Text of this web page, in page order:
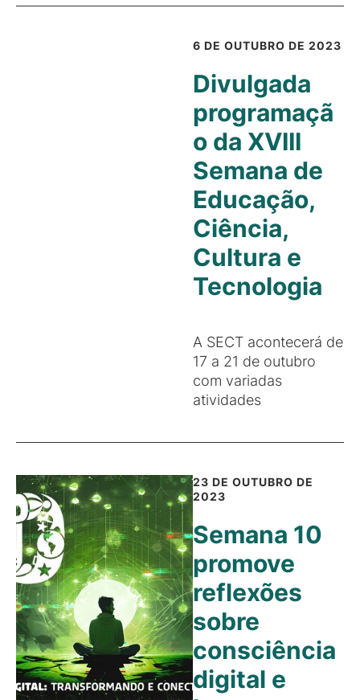
6 DE OUTUBRO DE 2023
Divulgada
programaçã
o da XVIII
Semana de
Educação,
Ciência,
Cultura e
Tecnologia
A SECT acontecerá de
17 a 21 de outubro
com variadas
atividades
23 DE OUTUBRO DE
2023
Semana 10
promove
reflexões
sobre
consciência
digital e